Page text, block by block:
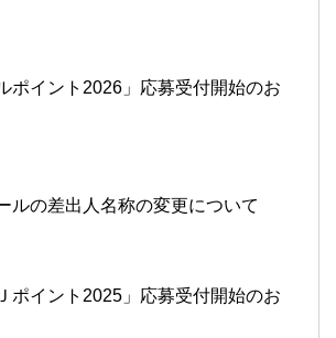
ポイント2026」応募受付開始のお
ルの差出人名称の変更について
ポイント2025」応募受付開始のお